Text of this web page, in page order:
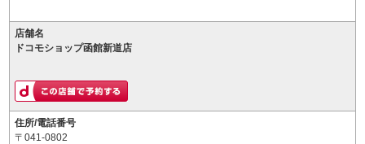
店舗名
ドコモショップ函館新道店
住所/電話番号
〒041-0802